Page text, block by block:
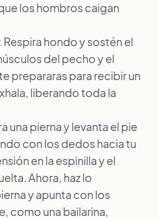
los hombros caigan
Respira hondo y sostén el
del pecho y el
prepararas para recibir un
liberando toda la
una pierna y levanta el pie
con los dedos hacia tu
en la espinilla y el
Ahora, haz lo
y apunta con los
como una bailarina,